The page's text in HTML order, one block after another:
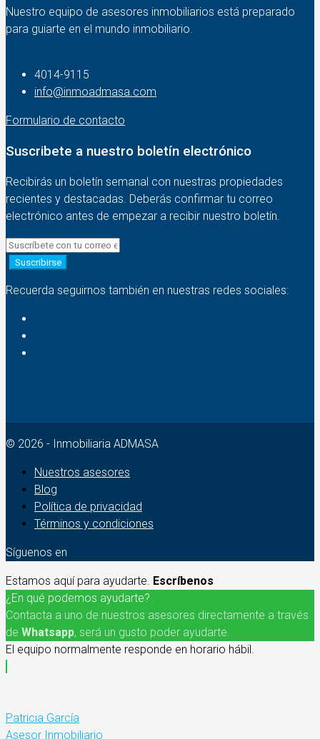
Nuestro equipo de asesores inmobiliarios está preparado
para guiarte en el mundo inmobiliario.
4014-9115‬
info@inmoadmasa.com
Formulario de contacto
Suscribete a nuestro boletín electrónico
Recibirás un boletín semanal con nuestras propiedades
recientes y destacadas. Deberás confirmar tu correo
electrónico antes de empezar a recibir nuestro boletín.
Suscribirse
Recuerda seguirnos también en nuestras redes sociales:
© 2026 - Inmobiliaria ADMASA
Nuestros asesores
Blog
Política de privacidad
Términos y condiciones
Síguenos en
Estamos aquí para ayudarte. Escríbenos
¿En qué podemos ayudarte?
Contacta a uno de nuestros asesores directamente a través
de Whatsapp, será un gusto poder ayudarte.
El equipo normalmente responde en horario hábil.
Patricia García
Asesor Inmobiliario